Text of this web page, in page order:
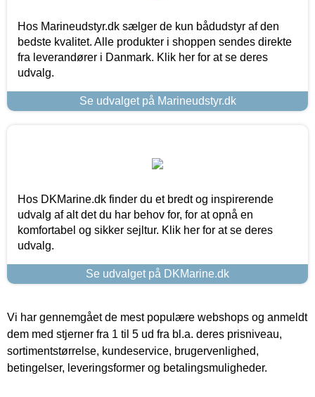
Hos Marineudstyr.dk sælger de kun bådudstyr af den
bedste kvalitet. Alle produkter i shoppen sendes direkte
fra leverandører i Danmark. Klik her for at se deres
udvalg.
Se udvalget på Marineudstyr.dk
Hos DKMarine.dk finder du et bredt og inspirerende
udvalg af alt det du har behov for, for at opnå en
komfortabel og sikker sejltur. Klik her for at se deres
udvalg.
Se udvalget på DKMarine.dk
Vi har gennemgået de mest populære webshops og anmeldt
dem med stjerner fra 1 til 5 ud fra bl.a. deres prisniveau,
sortimentstørrelse, kundeservice, brugervenlighed,
betingelser, leveringsformer og betalingsmuligheder.